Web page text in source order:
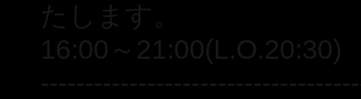
たします。
16:00～21:00(L.O.20:30)